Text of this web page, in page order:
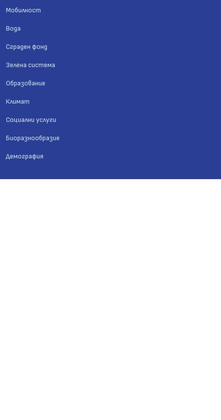
Мобилност
Вода
Сграден фонд
Зелена система
Образование
Климат
Социални услуги
Биоразнообразие
Демография